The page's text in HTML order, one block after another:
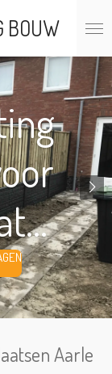
BOUW
Aarle